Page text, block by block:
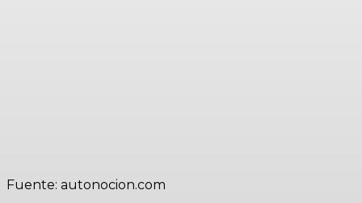
Fuente: autonocion.com